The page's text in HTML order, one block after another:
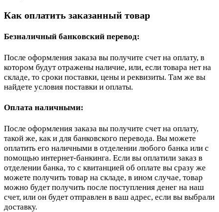
Как оплатить заказанный товар
Безналичный банковский перевод:
После оформления заказа вы получите счет на оплату, в
котором будут отражены наличие, или, если товара нет на
складе, то сроки поставки, цены и реквизиты. Там же вы
найдете условия поставки и оплаты.
Оплата наличными:
После оформления заказа вы получите счет на оплату,
такой же, как и для банковского перевода. Вы можете
оплатить его наличными в отделении любого банка или с
помощью интернет-банкинга. Если вы оплатили заказ в
отделении банка, то с квитанцией об оплате вы сразу же
можете получить товар на складе, в ином случае, товар
можно будет получить после поступления денег на наш
счет, или он будет отправлен в ваш адрес, если вы выбрали
доставку.